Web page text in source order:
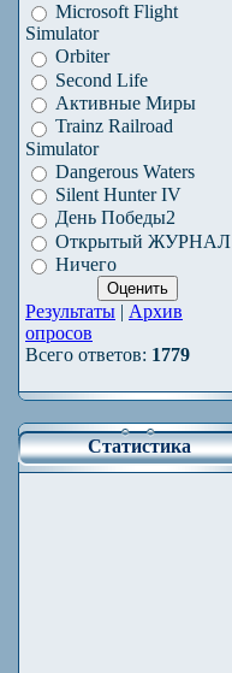
Microsoft Flight
Simulator
Orbiter
Second Life
Активные Миры
Trainz Railroad
Simulator
Dangerous Waters
Silent Hunter IV
День Победы2
Открытый ЖУРНАЛ
Ничего
Результаты | Архив
опросов
Всего ответов: 1779
Статистика